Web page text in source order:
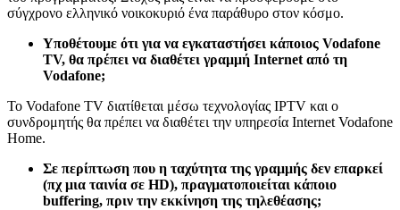
σύγχρονο ελληνικό νοικοκυριό ένα παράθυρο στον κόσμο.
Υποθέτουμε ότι για να εγκαταστήσει κάποιος Vodafone
TV, θα πρέπει να διαθέτει γραμμή Internet από τη
Vodafone;
To Vodafone TV διατίθεται μέσω τεχνολογίας IPTV και o
συνδρομητής θα πρέπει να διαθέτει την υπηρεσία Internet Vodafone
Home.
Σε περίπτωση που η ταχύτητα της γραμμής δεν επαρκεί
(πχ μια ταινία σε HD), πραγματοποιείται κάποιο
buffering, πριν την εκκίνηση της τηλεθέασης;